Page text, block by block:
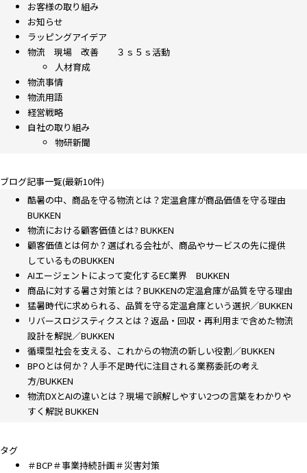
お客様の取り組み
お知らせ
ラッピングアイデア
物流 現場 改善 ３ｓ５ｓ活動
人材育成
物流事情
物流用語
経営戦略
自社の取り組み
物研新聞
ブログ記事一覧(最新10件)
酷暑の中、商品を守る物流とは？定温倉庫が商品価値を守る理由
BUKKEN
物流における顧客価値とは? BUKKEN
顧客価値とは何か？選ばれる会社が、商品やサービスの先に提供
しているものBUKKEN
AIエージェントによって変化するEC業界 BUKKEN
商品に対する暑さ対策とは？BUKKENの定温倉庫が品質を守る理由
猛暑時代に求められる、品質を守る定温倉庫という選択／BUKKEN
リバースロジスティクスとは？返品・回収・再利用まで含めた物流
設計を解説／BUKKEN
循環型社会を支える、これからの物流の新しい役割／BUKKEN
BPOとは何か？人手不足時代に注目される業務委託の考え
方/BUKKEN
物流DXとAIの違いとは？現場で誤解しやすい2つの言葉をわかりや
すく解説 BUKKEN
タグ
＃BCP＃事業持続計画＃災害対策